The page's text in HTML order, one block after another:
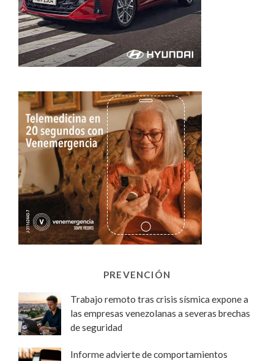
PREVENCIÓN
Trabajo remoto tras crisis sísmica expone a
las empresas venezolanas a severas brechas
de seguridad
Informe advierte de comportamientos